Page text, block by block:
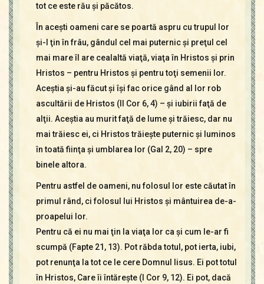
tot ce este rău şi păcătos.
În aceşti oameni care se poartă aspru cu trupul lor
şi-l ţin în frâu, gândul cel mai puternic şi preţul cel
mai mare îl are cealaltă viaţă, viaţa în Hristos şi prin
Hristos – pentru Hristos şi pentru toţi semenii lor.
Aceştia şi-au făcut şi îşi fac orice gând al lor rob
ascultării de Hristos (II Cor 6, 4) – şi iubirii faţă de
alţii. Aceştia au murit faţă de lume şi trăiesc, dar nu
mai trăiesc ei, ci Hristos trăieşte puternic şi luminos
în toată fiinţa şi umblarea lor (Gal 2, 20) – spre
binele altora.
Pentru astfel de oameni, nu folosul lor este căutat în
primul rând, ci folosul lui Hristos şi mântuirea de-a­
proa­pelui lor.
Pentru că ei nu mai ţin la viaţa lor ca şi cum le-ar fi
scumpă (Fapte 21, 13). Pot răbda totul, pot ierta, iubi,
pot renunţa la tot ce le cere Domnul Iisus. Ei pot totul
în Hristos, Care îi întăreşte (I Cor 9, 12). Ei pot, dacă